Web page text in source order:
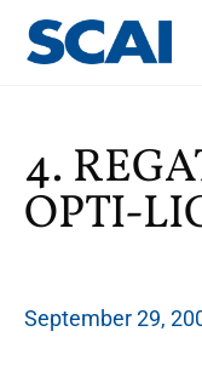
4.
OPTI-
September 29,